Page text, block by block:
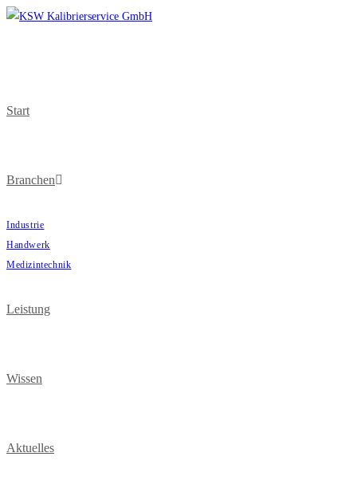
Start
Branchen
Industrie
Handwerk
Medizintechnik
Leistung
Wissen
Aktuelles